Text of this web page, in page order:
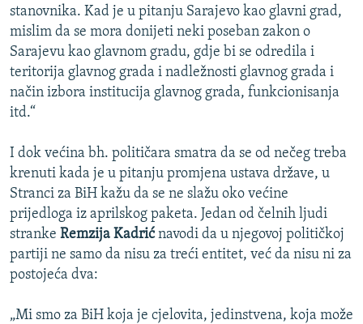
stanovnika. Kad je u pitanju Sarajevo kao glavni grad,
mislim da se mora donijeti neki poseban zakon o
Sarajevu kao glavnom gradu, gdje bi se odredila i
teritorija glavnog grada i nadležnosti glavnog grada i
način izbora institucija glavnog grada, funkcionisanja
itd.“
I dok većina bh. političara smatra da se od nečeg treba
krenuti kada je u pitanju promjena ustava države, u
Stranci za BiH kažu da se ne slažu oko većine
prijedloga iz aprilskog paketa. Jedan od čelnih ljudi
stranke Remzija Kadrićnavodi da u njegovoj političkoj
partiji ne samo da nisu za treći entitet, već da nisu ni za
postojeća dva:
„Mi smo za BiH koja je cjelovita, jedinstvena, koja može